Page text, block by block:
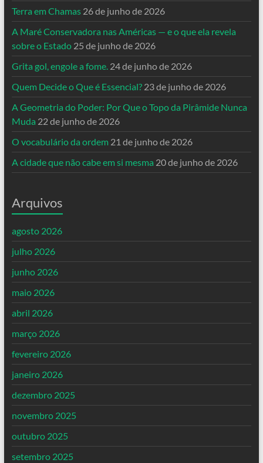
Terra em Chamas 26 de junho de 2026
A Maré Conservadora nas Américas — e o que ela revela
sobre o Estado 25 de junho de 2026
Grita gol, engole a fome. 24 de junho de 2026
Quem Decide o Que é Essencial? 23 de junho de 2026
A Geometria do Poder: Por Que o Topo da Pirâmide Nunca
Muda 22 de junho de 2026
O vocabulário da ordem 21 de junho de 2026
A cidade que não cabe em si mesma 20 de junho de 2026
Arquivos
agosto 2026
julho 2026
junho 2026
maio 2026
abril 2026
março 2026
fevereiro 2026
janeiro 2026
dezembro 2025
novembro 2025
outubro 2025
setembro 2025